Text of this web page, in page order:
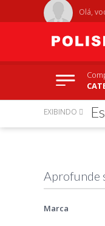
Olá,
Marca
EXIBINDO